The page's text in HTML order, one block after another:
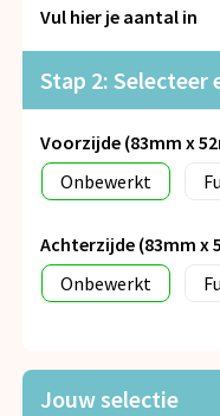
Snoepgoed
Spellen voor binnen
Veiligheid, Auto en Fiets
Vrije tijd en Strand
Anti-stress
Vul hier je aantal in
Stap 2: Selecteer
Voorzijde (83mm x
Onbewerkt
Achterzijde (83mm x
Onbewerkt
Jouw selectie